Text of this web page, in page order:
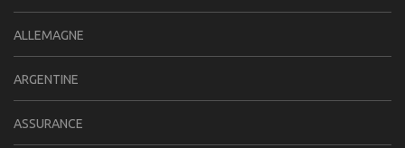
ALLEMAGNE
ARGENTINE
ASSURANCE